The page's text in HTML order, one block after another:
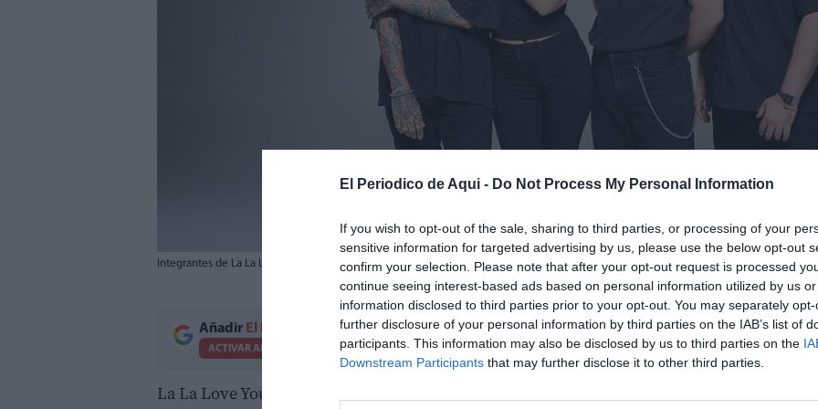
El Periodico de Aqui - Do Not Process My Personal Information
If you wish to opt-out of the sale, sharing to third parties, or processing of your
sensitive information for targeted advertising by us, please use the below opt-out
confirm your selection. Please note that after your opt-out request is processed
continue seeing interest-based ads based on personal information utilized by us
information disclosed to third parties prior to your opt-out. You may separately
further disclosure of your personal information by third parties on the IAB’s list of
participants. This information may also be disclosed by us to third parties on the
Downstream Participants that may further disclose it to other third parties.
Integrantes de La La Love You. / Roig Arena
Añadir El Periodico de Aquícomo fuente preferida de Google de forma gratuita.
ACTIVAR AHORA
La La Love You, una de las bandas más populares del panorama pop punk